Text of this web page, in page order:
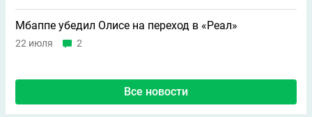
Мбаппе убедил Олисе на переход в «Реал»
22 июля 2
Все новости